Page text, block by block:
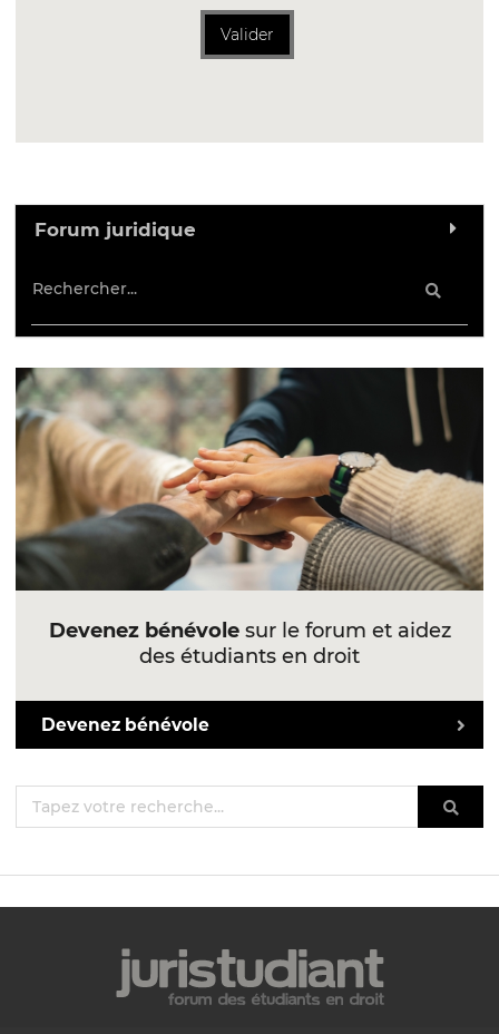
Valider
Forum juridique
Devenez bénévolesur le forum et aidez
des étudiants en droit
Devenez bénévole